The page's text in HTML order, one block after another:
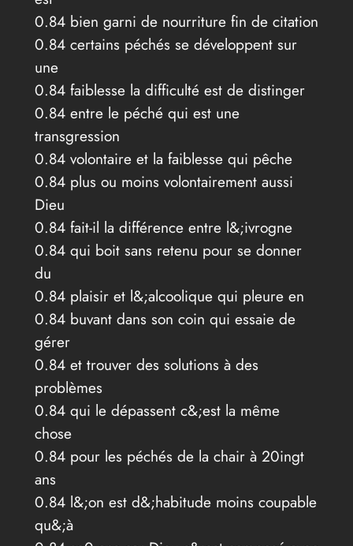
0.84 bien garni de nourriture fin de citation
0.84 certains péchés se développent sur
une
0.84 faiblesse la difficulté est de distinger
0.84 entre le péché qui est une
transgression
0.84 volontaire et la faiblesse qui pêche
0.84 plus ou moins volontairement aussi
Dieu
0.84 fait-il la différence entre l&;ivrogne
0.84 qui boit sans retenu pour se donner
du
0.84 plaisir et l&;alcoolique qui pleure en
0.84 buvant dans son coin qui essaie de
gérer
0.84 et trouver des solutions à des
problèmes
0.84 qui le dépassent c&;est la même
chose
0.84 pour les péchés de la chair à 20ingt
ans
0.84 l&;on est d&;habitude moins coupable
qu&;à